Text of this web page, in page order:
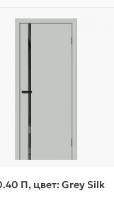
П, цвет: Grey Silk